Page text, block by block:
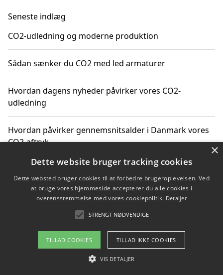
Seneste indlæg
CO2-udledning og moderne produktion
Sådan sænker du CO2 med led armaturer
Hvordan dagens nyheder påvirker vores CO2-
udledning
Hvordan påvirker gennemsnitsalder i Danmark vores
CO2-aftryk
Hvordan nyheder om CO2-udledning påvirker vores
hverdag
Om / kontakt
Blog Betingelser
×
Dette website bruger tracking cookies
Dette websted bruger cookies til at forbedre brugeroplevelsen. Ved
at bruge vores hjemmeside accepterer du alle cookies i
overensstemmelse med vores cookiepolitik. Detaljer
STRENGT NØDVENDIGE
TILLAD COOKIES TILLAD IKKE COOKIES
VIS DETALJER